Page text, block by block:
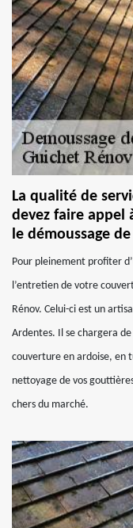
La qualité de
devez faire appel
le démoussage
Pour pleinement profiter
l’entretien de votre
Rénov. Celui-ci est un
Ardentes. Il se chargera
couverture en ardoise, en
nettoyage de vos
chers du marché.